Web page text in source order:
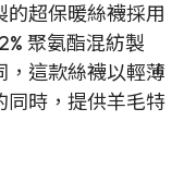
的超保暖絲襪採用
聚氨酯混紡製
，這款絲襪以輕薄
同時，提供羊毛特